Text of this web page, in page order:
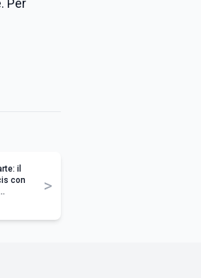
Per
il
con
>